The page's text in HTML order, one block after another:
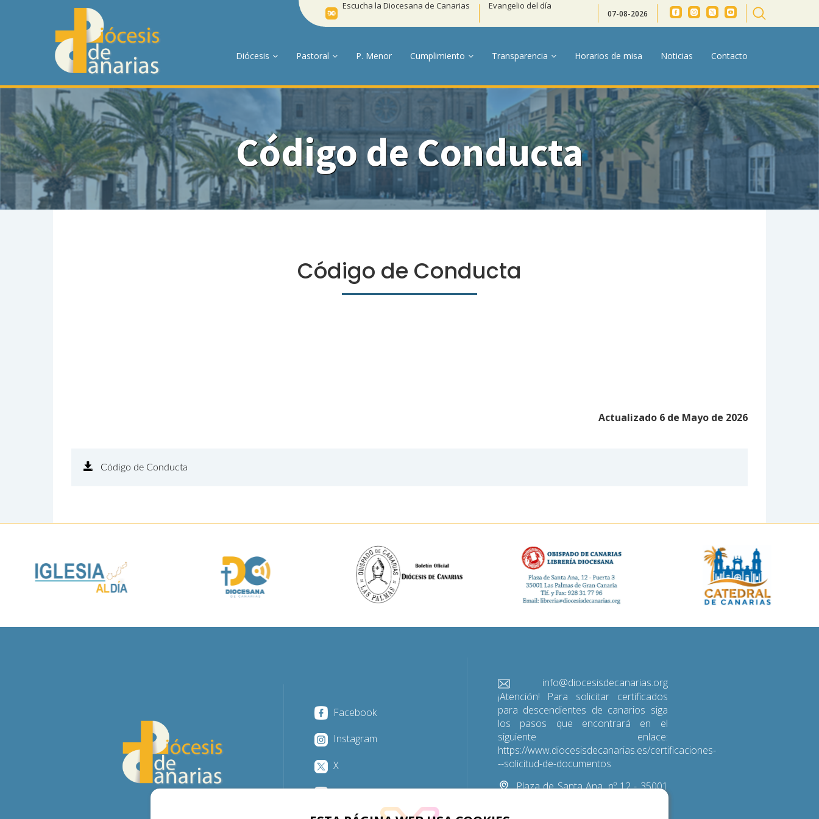
Escucha la Diocesana de Canarias Evangelio del día
07-08-2026
Diócesis Pastoral P. Menor Cumplimiento Transparencia Horarios de misa Noticias Contacto
Código de Conducta
Código de Conducta
Actualizado 6 de Mayo de 2026
Código de Conducta
Facebook
Instagram
X
YouTube
info@diocesisdecanarias.org
¡Atención! Para solicitar certificados
para descendientes de canarios siga
los pasos que encontrará en el
siguiente enlace:
https://www.diocesisdecanarias.es/certificaciones-
--solicitud-de-documentos
Plaza de Santa Ana, nº 12 - 35001
CUMPLIMIENTO
MANUAL
CÓDIGO DE CONDUCTA
TRANSPARENCIA
HORARIOS DE MISA
NOTICIAS
CONTACTO
BUSCAR EN LA WEB